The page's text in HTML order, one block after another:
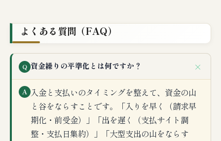
よくある質問（FAQ）
Q 資金繰りの平準化とは何ですか？ ＋
A 入金と支払いのタイミングを整えて、資金の山
と谷をならすことです。「入りを早く（請求早
期化・前受金）」「出を遅く（支払サイト調
整・支払日集約）」「大型支出の山をならす